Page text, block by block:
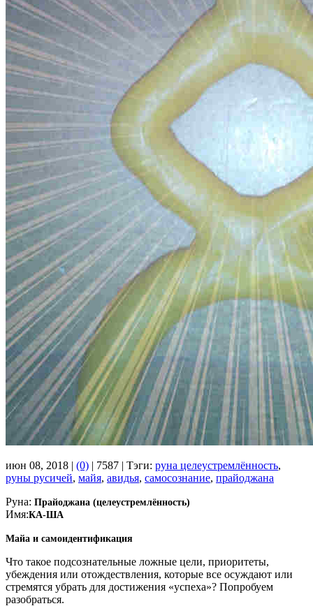
июн 08, 2018 | (0) | 7587 | Тэги: руна целеустремлённость,
руны русичей, майя, авидья, самосознание, прайоджана
Руна: Прайоджана (целеустремлённость)
Имя:КА-ША
Майа и самоидентификация
Что такое подсознательные ложные цели, приоритеты,
убеждения или отождествления, которые все осуждают или
стремятся убрать для достижения «успеха»? Попробуем
разобраться.